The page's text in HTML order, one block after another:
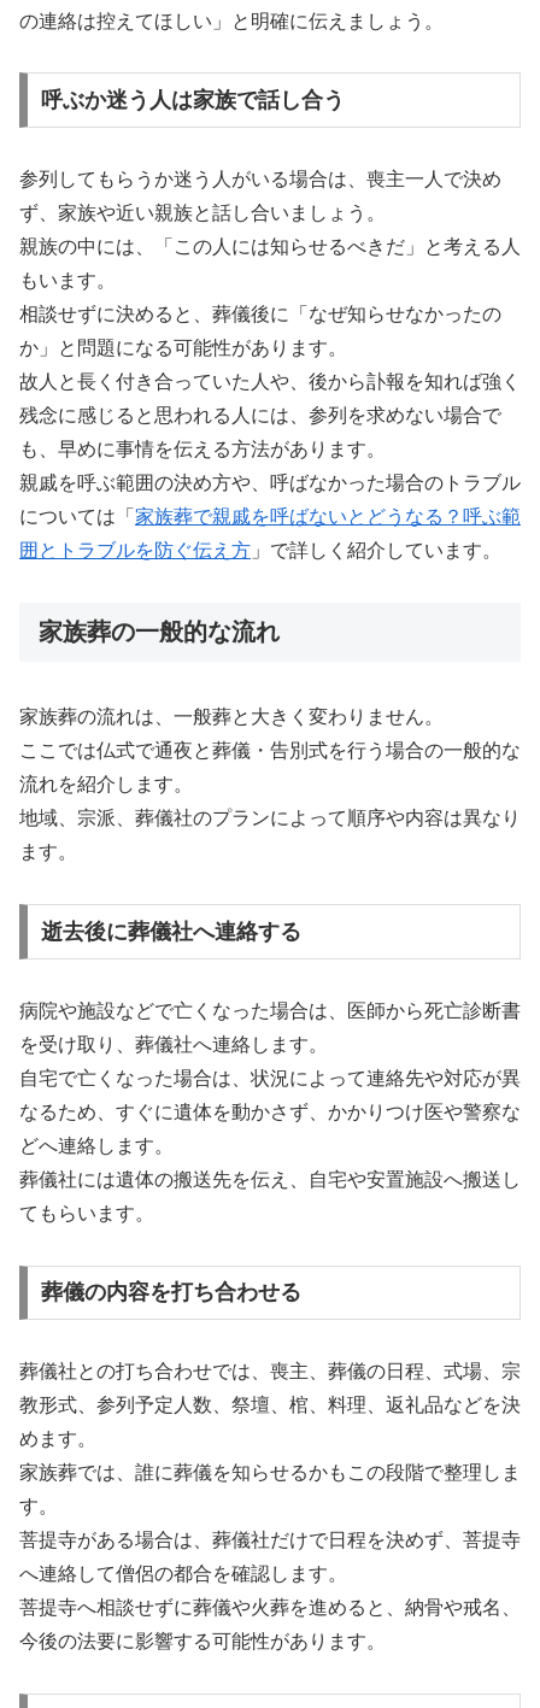
の連絡は控えてほしい」と明確に伝えましょう。
呼ぶか迷う人は家族で話し合う
参列してもらうか迷う人がいる場合は、喪主一人で決め
ず、家族や近い親族と話し合いましょう。
親族の中には、「この人には知らせるべきだ」と考える人
もいます。
相談せずに決めると、葬儀後に「なぜ知らせなかったの
か」と問題になる可能性があります。
故人と長く付き合っていた人や、後から訃報を知れば強く
残念に感じると思われる人には、参列を求めない場合で
も、早めに事情を伝える方法があります。
親戚を呼ぶ範囲の決め方や、呼ばなかった場合のトラブル
については「 家族葬で親戚を呼ばないとどうなる？呼ぶ範
囲とトラブルを防ぐ伝え方 」で詳しく紹介しています。
家族葬の一般的な流れ
家族葬の流れは、一般葬と大きく変わりません。
ここでは仏式で通夜と葬儀・告別式を行う場合の一般的な
流れを紹介します。
地域、宗派、葬儀社のプランによって順序や内容は異なり
ます。
逝去後に葬儀社へ連絡する
病院や施設などで亡くなった場合は、医師から死亡診断書
を受け取り、葬儀社へ連絡します。
自宅で亡くなった場合は、状況によって連絡先や対応が異
なるため、すぐに遺体を動かさず、かかりつけ医や警察な
どへ連絡します。
葬儀社には遺体の搬送先を伝え、自宅や安置施設へ搬送し
てもらいます。
葬儀の内容を打ち合わせる
葬儀社との打ち合わせでは、喪主、葬儀の日程、式場、宗
教形式、参列予定人数、祭壇、棺、料理、返礼品などを決
めます。
家族葬では、誰に葬儀を知らせるかもこの段階で整理しま
す。
菩提寺がある場合は、葬儀社だけで日程を決めず、菩提寺
へ連絡して僧侶の都合を確認します。
菩提寺へ相談せずに葬儀や火葬を進めると、納骨や戒名、
今後の法要に影響する可能性があります。